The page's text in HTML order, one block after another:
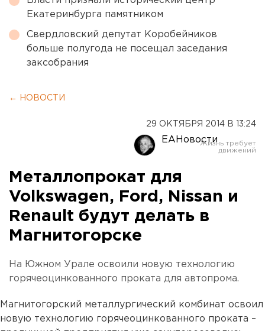
Екатеринбурга памятником
Свердловский депутат Коробейников
больше полугода не посещал заседания
заксобрания
← НОВОСТИ
29 ОКТЯБРЯ 2014 В 13:24
ЕАНовости
Металлопрокат для
Volkswagen, Ford, Nissan и
Renault будут делать в
Магнитогорске
На Южном Урале освоили новую технологию
горячеоцинкованного проката для автопрома.
Магнитогорский металлургический комбинат освоил
новую технологию горячеоцинкованного проката –